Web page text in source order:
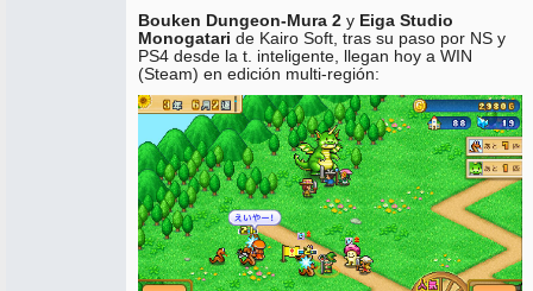
Bouken Dungeon-Mura 2 y Eiga Studio
Monogatari de Kairo Soft, tras su paso por NS y
PS4 desde la t. inteligente, llegan hoy a WIN
(Steam) en edición multi-región: